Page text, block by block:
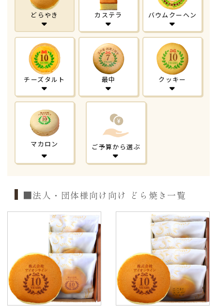
どらやき カステラ バウムクーヘン
チーズタルト 最中 クッキー
マカロン ご予算から選ぶ
■法人・団体様向け向け どら焼き一覧